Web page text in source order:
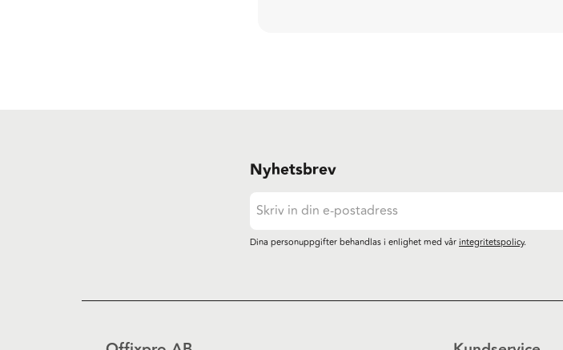
Nyhetsbrev
Dina personuppgifter behandlas i enlighet med vårintegritetspolicy.